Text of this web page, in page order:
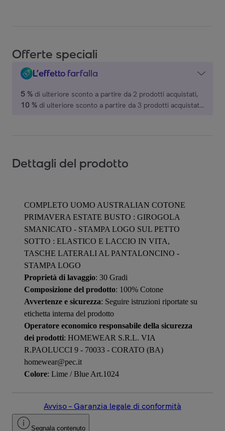
Offerte speciali
L’effetto farfalla
5 % di ulteriore sconto a partire da 2 prodotti acquistati,
10 % di ulteriore sconto a partire da 3 prodotti acquistati,
Dettagli del prodotto
COMPLETO UOMO AUSTRALIAN COTONE
PRIMAVERA ESTATE BUSTO : GIROGOLA
SMANICATO - STAMPA LOGO SUL PETTO
SOTTO : ELASTICO E LACCIO IN VITA,
TASCHE LATERALI AL PANTALONCINO -
STAMPA LOGO
Proprietà di lavaggio: 30 Gradi
Composizione del prodotto: 100% Cotone
Avvertenze e sicurezza: Seguire istruzioni riportate su
etichetta interna del prodotto
Operatore economico responsabile della sicurezza
dei prodotti: HOMEWEAR S.R.L. VIA
R.PAOLUCCI 9 - 70033 - CORATO (BA)
homewear@pec.it
Colore: Lime / Blue Art.1024
Avviso – Garanzia legale di conformità
Segnala contenuto